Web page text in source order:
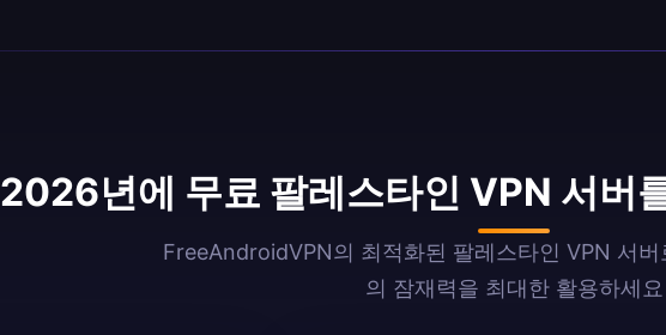
2026년에 무료 팔레스타인 VPN 서버
FreeAndroidVPN의 최적화된 팔레스타인 VPN 서버
의 잠재력을 최대한 활용하세요